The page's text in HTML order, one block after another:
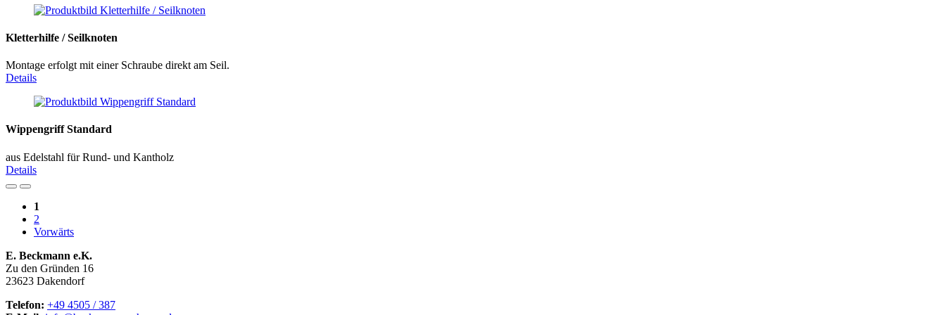
Kletterhilfe / Seilknoten
Montage erfolgt mit einer Schraube direkt am Seil.
Details
Wippengriff Standard
aus Edelstahl für Rund- und Kantholz
Details
1
2
Vorwärts
E. Beckmann e.K.
Zu den Gründen 16
23623 Dakendorf
Telefon: +49 4505 / 387